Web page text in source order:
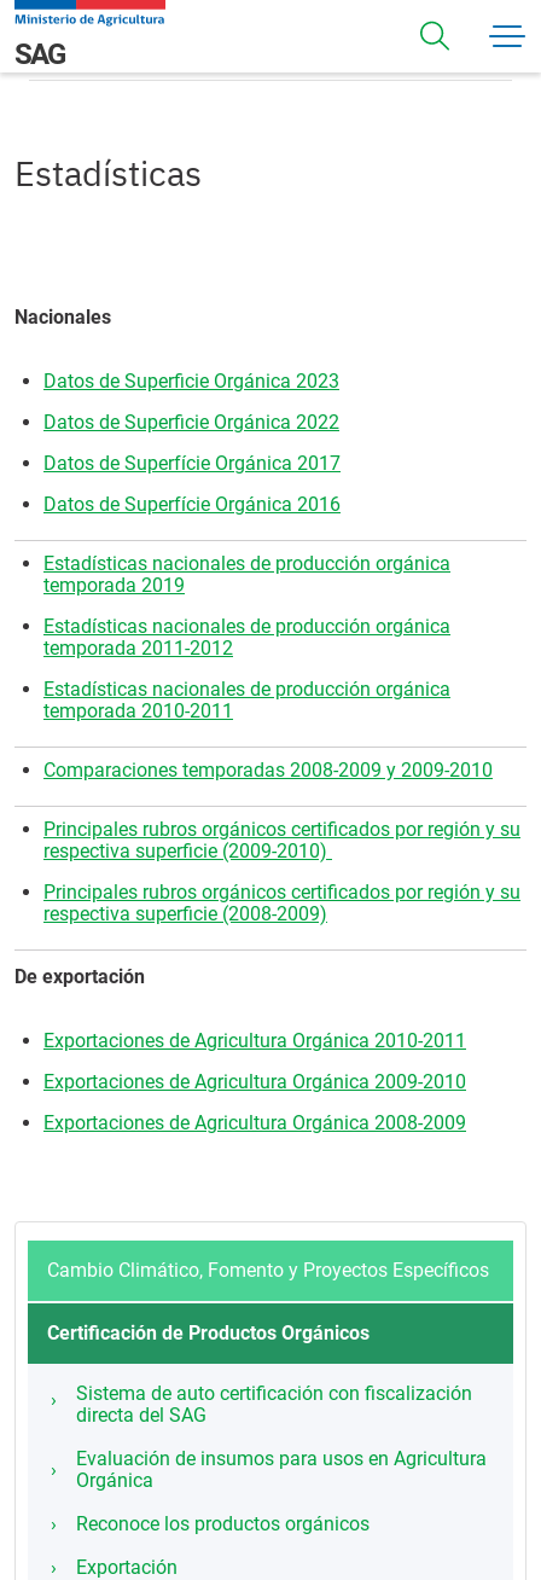
Pasar al contenido principal
Navegación principal
SAGEstadísticas
Estadísticas
Nacionales
Datos de Superficie Orgánica 2023
Datos de Superficie Orgánica 2022
Datos de Superfície Orgánica 2017
Datos de Superfície Orgánica 2016
Estadísticas nacionales de producción orgánica
temporada 2019
Estadísticas nacionales de producción orgánica
temporada 2011-2012
Estadísticas nacionales de producción orgánica
temporada 2010-2011
Comparaciones temporadas 2008-2009 y 2009-2010
Principales rubros orgánicos certificados por región y su
respectiva superficie (2009-2010)
Principales rubros orgánicos certificados por región y su
respectiva superficie (2008-2009)
De exportación
Exportaciones de Agricultura Orgánica 2010-2011
Exportaciones de Agricultura Orgánica 2009-2010
Exportaciones de Agricultura Orgánica 2008-2009
Cambio Climático, Fomento y Proyectos Específicos
Certificación de Productos Orgánicos
Sistema de auto certificación con fiscalización
directa del SAG
Evaluación de insumos para usos en Agricultura
Orgánica
Reconoce los productos orgánicos
Exportación